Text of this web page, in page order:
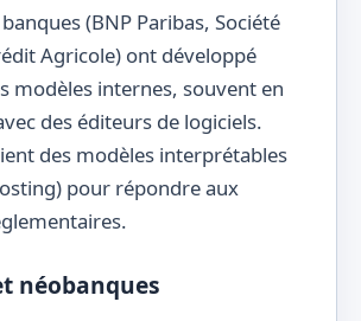
(BNP Paribas, Société
Agricole) ont développé
modèles internes, souvent en
des éditeurs de logiciels.
des modèles interprétables
pour répondre aux
néobanques